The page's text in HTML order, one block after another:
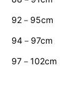
92－95cm
94－97cm
97－102cm